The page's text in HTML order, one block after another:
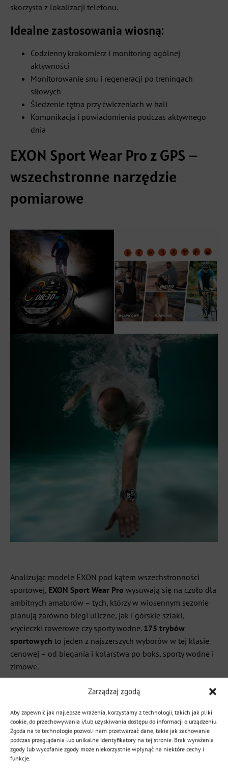
Zarządzaj zgodą
Aby zapewnić jak najlepsze wrażenia, korzystamy z technologii, takich jak pliki
cookie, do przechowywania i/lub uzyskiwania dostępu do informacji o urządzeniu.
Zgoda na te technologie pozwoli nam przetwarzać dane, takie jak zachowanie
podczas przeglądania lub unikalne identyfikatory na tej stronie. Brak wyrażenia
zgody lub wycofanie zgody może niekorzystnie wpłynąć na niektóre cechy i
funkcje.
skorzysta z lokalizacji telefonu.
Idealne zastosowania wiosną:
Codzienny krokomierz i monitoring ogólnej
aktywności
Monitorowanie snu i regeneracji po treningach
siłowych
Śledzenie tętna przy ćwiczeniach w hali
Komunikacja i powiadomienia podczas aktywnego
dnia
EXON Sport Wear Pro z GPS –
wszechstronne narzędzie
pomiarowe
Analizując modele EXON pod kątem wszechstronności
sportowej, EXON Sport Wear Pro wysuwają się na czoło dla
ambitnych amatorów – tych, którzy w wiosennym sezonie
planują zarówno biegi uliczne, jak i górskie szlaki,
wycieczki rowerowe czy sporty wodne. 175 trybów
sportowych to jeden z najszerszych wyborów w tej klasie
cenowej – od biegania i kolarstwa po boks, sporty wodne i
zimowe.
Wyświetlacz 1,43"
GPS
Bateria